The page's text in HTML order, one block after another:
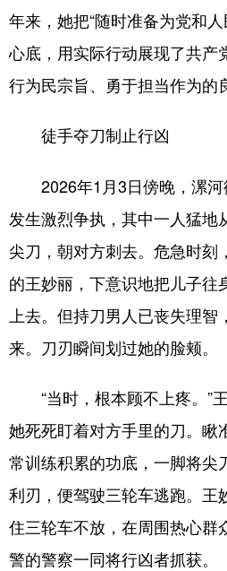
年来，她把“随时准备为党和
心底，用实际行动展现了共产
行为民宗旨、勇于担当作为的
徒手夺刀制止行凶
2026年1月3日傍晚，漯河
发生激烈争执，其中一人猛地
尖刀，朝对方刺去。危急时刻
的王妙丽，下意识地把儿子往
上去。但持刀男人已丧失理
来。刀刃瞬间划过她的脸颊。
“当时，根本顾不上疼。”
她死死盯着对方手里的刀。瞅
常训练积累的功底，一脚将尖
利刃，便驾驶三轮车逃跑。王
住三轮车不放，在周围热心群
警的警察一同将行凶者抓获。